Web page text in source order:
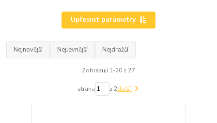
Upřesnit parametry
Nejnovější Nejlevnější Nejdražší
Zobrazuji 1-20 z 27
strana z 2další